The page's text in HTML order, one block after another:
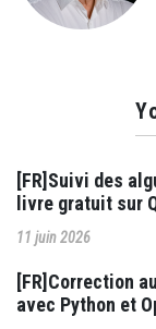
[FR]Suivi des
livre gratuit sur
11 juin 2026
[FR]Correction
avec Python et